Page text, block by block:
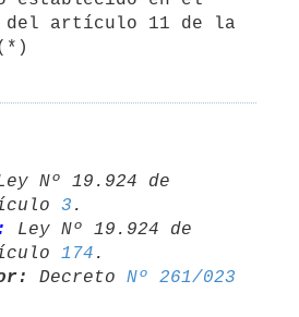
del artículo 11 de la
Nº 19.924 de
3
Ley Nº 19.924 de
174
Decreto Nº 261/023